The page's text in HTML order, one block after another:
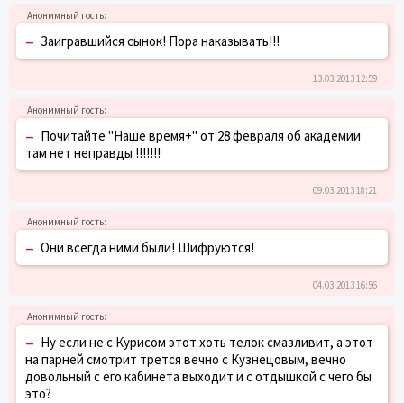
– Заигравшийся сынок! Пора наказывать!!!
13.03.2013 12:59
– Почитайте "Наше время+" от 28 февраля об академии
там нет неправды !!!!!!!
09.03.2013 18:21
– Они всегда ними были! Шифруются!
04.03.2013 16:56
– Ну если не с Курисом этот хоть телок смазливит, а этот
на парней смотрит трется вечно с Кузнецовым, вечно
довольный с его кабинета выходит и с отдышкой с чего бы
это?